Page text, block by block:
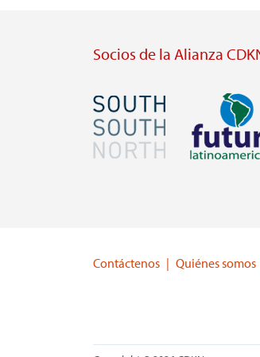
Socios de la Alianza
Imagen Imagen
https://
Contáctenos Quiénes somos